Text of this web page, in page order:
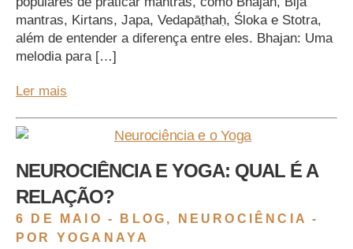
mantras, Kirtans, Japa, Vedapāṭhaḥ, Śloka e Stotra,
além de entender a diferença entre eles. Bhajan: Uma
melodia para […]
Ler mais
NEUROCIÊNCIA E YOGA: QUAL É A
RELAÇÃO?
6 DE MAIO - BLOG , NEUROCIÊNCIA -
POR YOGANAYA